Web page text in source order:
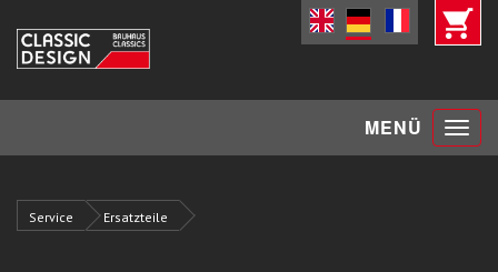
MENÜ Toggle
Service Ersatzteile